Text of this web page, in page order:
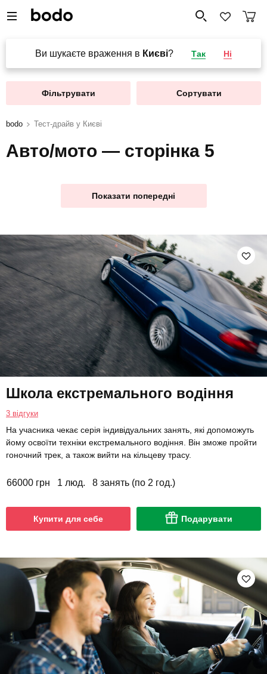
Ви шукаєте враження в Києві? Так Ні
Фільтрувати Сортувати
bodo Тест-драйв у Києві
Авто/мото — сторінка 5
Показати попередні
Школа екстремального водіння
3 відгуки
На учасника чекає серія індивідуальних занять, які допоможуть
йому освоїти техніки екстремального водіння. Він зможе пройти
гоночний трек, а також вийти на кільцеву трасу.
66000 грн 1 люд. 8 занять (по 2 год.)
Купити для себе Подарувати